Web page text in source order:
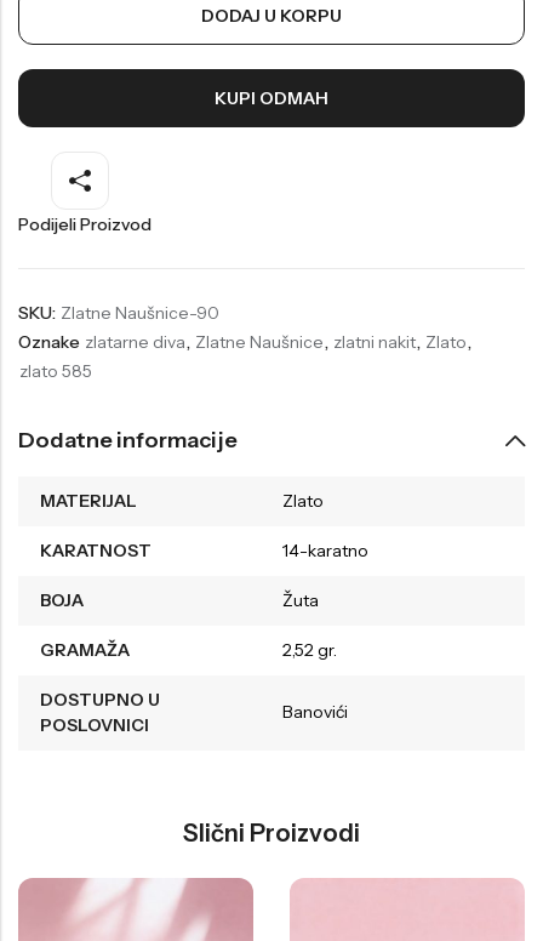
DODAJ U KORPU
KUPI ODMAH
Podijeli Proizvod
SKU: Zlatne Naušnice-90
Oznake zlatarne diva, Zlatne Naušnice, zlatni nakit, Zlato,
zlato 585
Dodatne informacije
MATERIJAL Zlato
KARATNOST 14-karatno
BOJA Žuta
GRAMAŽA 2,52 gr.
DOSTUPNO U
POSLOVNICI
Banovići
Slični Proizvodi
Welder
Mini Focus
Daniel Klein
Festina
Wesse
Missguided
Diesel